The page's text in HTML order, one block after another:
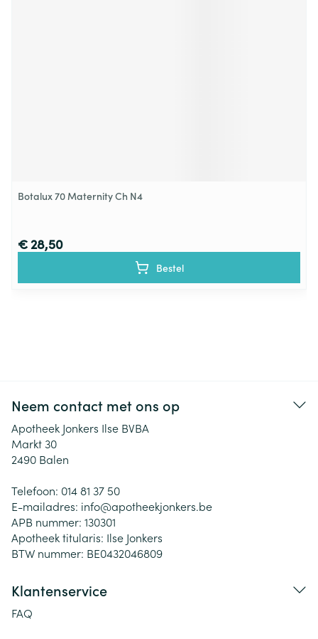
Botalux 70 Maternity Ch N4
€ 28,50
Bestel
Neem contact met ons op
Apotheek Jonkers Ilse BVBA
Markt 30
2490 Balen
Telefoon: 014 81 37 50
E-mailadres: info@apotheekjonkers.be
APB nummer: 130301
Apotheek titularis: Ilse Jonkers
BTW nummer: BE0432046809
Klantenservice
FAQ